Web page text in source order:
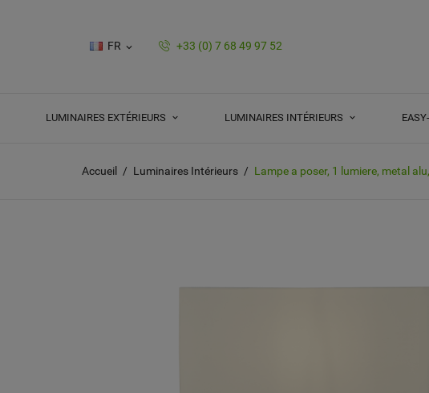
FR  +33 (0) 7 68 49 97 52
LUMINAIRES EXTÉRIEURS LUMINAIRES INTÉRIEURS
Accueil Luminaires Intérieurs Lampe a poser, 1 lumiere, metal